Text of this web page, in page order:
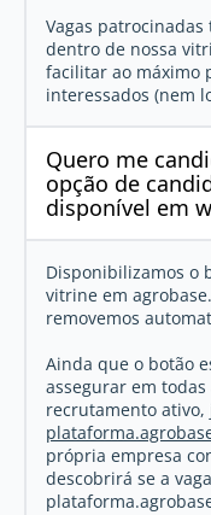
Vagas
dentro de nossa
facilitar ao máximo
interessados (nem
Quero me
opção de
disponível em
Disponibilizamos o
vitrine em
removemos
Ainda que o botão
assegurar em
recrutamento ativo,
própria empresa
descobrirá se a